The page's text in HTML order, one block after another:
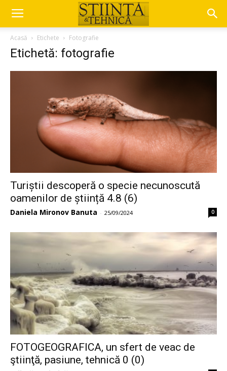
Acasă Etichete Fotografie
Etichetă: fotografie
Turiștii descoperă o specie necunoscută
oamenilor de știință 4.8 (6)
Daniela Mironov Banuta - 25/09/2024 0
FOTOGEOGRAFICA, un sfert de veac de
ştiinţă, pasiune, tehnică 0 (0)